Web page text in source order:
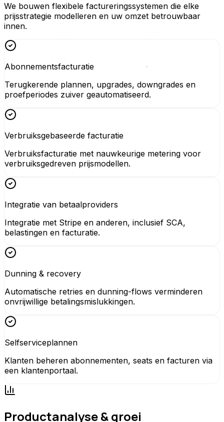
We bouwen flexibele factureringssystemen die elke
prijsstrategie modelleren en uw omzet betrouwbaar
innen.
Abonnementsfacturatie
Terugkerende plannen, upgrades, downgrades en
proefperiodes zuiver geautomatiseerd.
Verbruiksgebaseerde facturatie
Verbruiksfacturatie met nauwkeurige metering voor
verbruiksgedreven prijsmodellen.
Integratie van betaalproviders
Integratie met Stripe en anderen, inclusief SCA,
belastingen en facturatie.
Dunning & recovery
Automatische retries en dunning-flows verminderen
onvrijwillige betalingsmislukkingen.
Selfserviceplannen
Klanten beheren abonnementen, seats en facturen via
een klantenportaal.
Productanalyse & groei